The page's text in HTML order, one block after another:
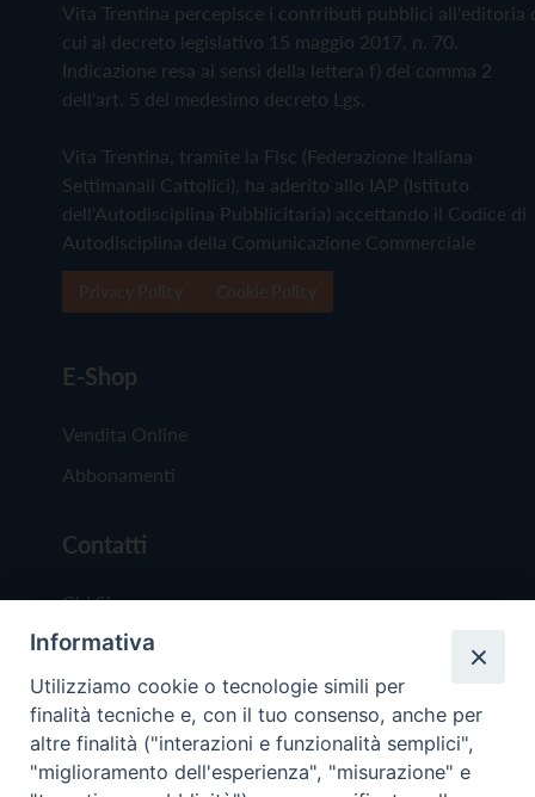
Vita Trentina percepisce i contributi pubblici all'editoria
cui al decreto legislativo 15 maggio 2017, n. 70.
Indicazione resa ai sensi della lettera f) del comma 2
dell'art. 5 del medesimo decreto Lgs.
Vita Trentina, tramite la Fisc (Federazione Italiana
Settimanali Cattolici), ha aderito allo IAP (Istituto
dell'Autodisciplina Pubblicitaria) accettando il Codice di
Autodisciplina della Comunicazione Commerciale
E-Shop
Vendita Online
Abbonamenti
Contatti
Chi Siamo
Redazione
Scrivici
Informativa
Utilizziamo cookie o tecnologie simili per
finalità tecniche e, con il tuo consenso, anche per
altre finalità ("interazioni e funzionalità semplici",
"miglioramento dell'esperienza", "misurazione" e